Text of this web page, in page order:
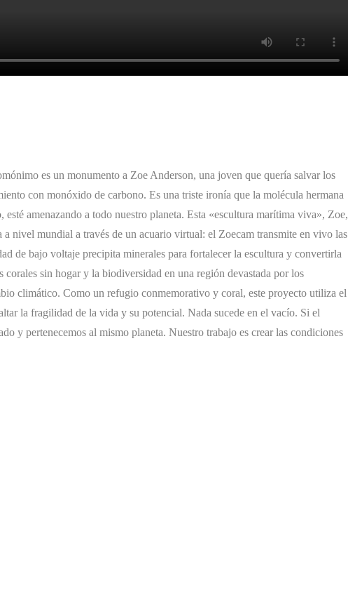
es un monumento a Zoe Anderson, una joven que quería salvar los
con monóxido de carbono. Es una triste ironía que la molécula hermana
amenazando a todo nuestro planeta. Esta «escultura marítima viva», Zoe,
nivel mundial a través de un acuario virtual: el Zoecam transmite en vivo las
de bajo voltaje precipita minerales para fortalecer la escultura y convertirla
sin hogar y la biodiversidad en una región devastada por los
climático. Como un refugio conmemorativo y coral, este proyecto utiliza el
la fragilidad de la vida y su potencial. Nada sucede en el vacío. Si el
y pertenecemos al mismo planeta. Nuestro trabajo es crear las condiciones